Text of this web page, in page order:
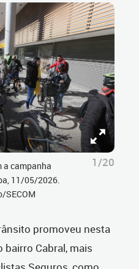
a campanha
11/05/2026.
SECOM
1/20
promoveu nesta
Cabral, mais